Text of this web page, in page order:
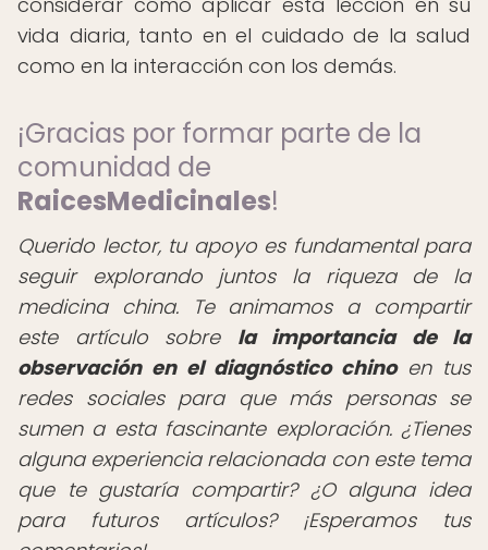
vida diaria, tanto en el cuidado de la salud
como en la interacción con los demás.
¡Gracias por formar parte de la
comunidad de
RaicesMedicinales!
Querido lector, tu apoyo es fundamental para
seguir explorando juntos la riqueza de la
medicina china. Te animamos a compartir
este artículo sobre la importancia de la
observación en el diagnóstico chinoen tus
redes sociales para que más personas se
sumen a esta fascinante exploración. ¿Tienes
alguna experiencia relacionada con este tema
que te gustaría compartir? ¿O alguna idea
para futuros artículos? ¡Esperamos tus